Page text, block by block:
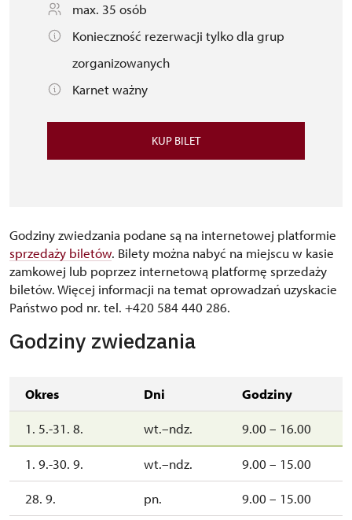
max. 35 osób
Konieczność rezerwacji tylko dla grup
zorganizowanych
Karnet ważny
KUP BILET
Godziny zwiedzania podane są na internetowej platformie
sprzedaży biletów. Bilety można nabyć na miejscu w kasie
zamkowej lub poprzez internetową platformę sprzedaży
biletów. Więcej informacji na temat oprowadzań uzyskacie
Państwo pod nr. tel. +420 584 440 286.
Godziny zwiedzania
Okres Dni Godziny
1. 5.-31. 8. wt.–ndz. 9.00 – 16.00
1. 9.-30. 9. wt.–ndz. 9.00 – 15.00
28. 9. pn. 9.00 – 15.00